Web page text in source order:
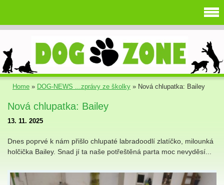
Home » DOG-NEWS ...zprávy ze školky » Nová chlupatka: Bailey
Nová chlupatka: Bailey
13. 11. 2025
Dnes poprvé k nám přišlo chlupaté labradoodlí zlatíčko, milounká
holčička Bailey. Snad jí ta naše potřeštěná parta moc nevyděsí...